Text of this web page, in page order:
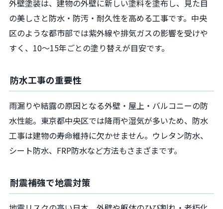
外壁塗装は、建物の外壁に新しい塗料を塗布し、見た目
の美しさと防水・防汚・耐久性を高める工事です。中央
区のような都市部では紫外線や排気ガスの影響を受けや
すく、10～15年ごとの塗り替えが目安です。
防水工事の重要性
雨漏りや結露の原因となる外壁・屋上・バルコニーの防
水性能。東京都中央区では降雨や湿気が多いため、防水
工事は建物の寿命維持に欠かせません。ウレタン防水、
シート防水、FRP防水など方法もさまざまです。
耐震補強で地震対策